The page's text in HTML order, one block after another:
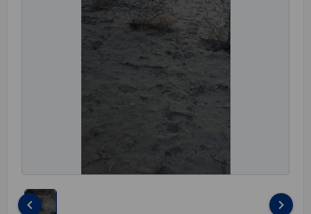
keyboard_arrow_left keyboard_arrow_right